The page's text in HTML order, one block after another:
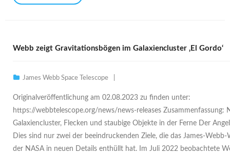
Webb zeigt Gravitationsbögen im Galaxiencluster ‚El Gordo‘
James Webb Space Telescope
Originalveröffentlichung am 02.08.2023 zu finden unter:
https://webbtelescope.org/news/news-releases Zusammenfassung:
Galaxiencluster, Flecken und staubige Objekte in der Ferne Der
Dies sind nur zwei der beeindruckenden Ziele, die das James-
der NASA in neuen Details enthüllt hat. Im Juli 2022 beobachtete